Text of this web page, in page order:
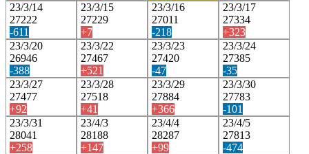
23/3/14
27222
-611
23/3/15
27229
+7
23/3/16
27011
-218
23/3/17
27334
+323
23/3/20
26946
-388
23/3/22
27467
+521
23/3/23
27420
-47
23/3/24
27385
-35
23/3/27
27477
+92
23/3/28
27518
+41
23/3/29
27884
+366
23/3/30
27783
-101
23/3/31
28041
+258
23/4/3
28188
+147
23/4/4
28287
+99
23/4/5
27813
-474